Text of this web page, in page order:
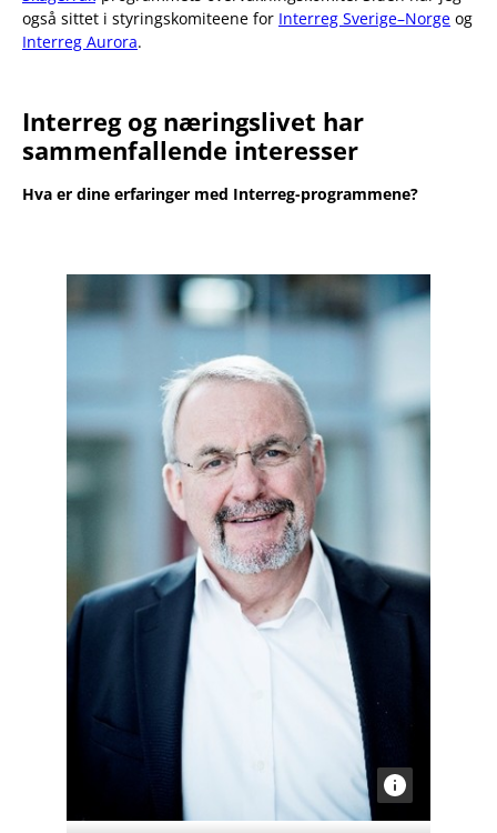
også sittet i styringskomiteene for Interreg Sverige–Norge og
Interreg Aurora.
Interreg og næringslivet har
sammenfallende interesser
Hva er dine erfaringer med Interreg-programmene?